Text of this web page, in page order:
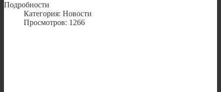
Подробности
Категория: Новости
Просмотров: 1266